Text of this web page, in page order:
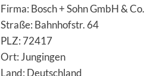
Firma: Bosch + Sohn GmbH & Co.
Straße: Bahnhofstr. 64
PLZ: 72417
Ort: Jungingen
Land: Deutschland